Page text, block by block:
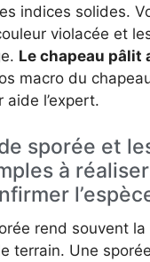
indices solides.
violacée et
Le chapeau pâlit
macro du
l’expert.
sporée et
à
rend souvent la
terrain. Une